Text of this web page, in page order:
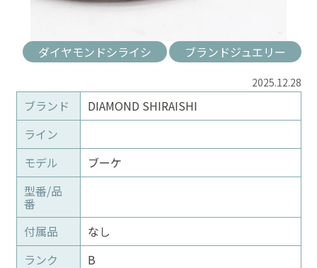
ダイヤモンドシライシ ブランドジュエリー
2025.12.28
ブランド
DIAMOND SHIRAISHI
ライン
モデル
ブーケ
型番/品
番
付属品
なし
ランク
B